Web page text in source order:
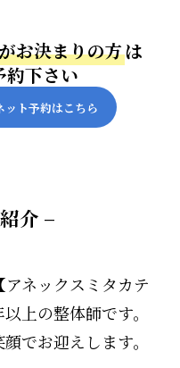
お決まりの方は
約下さい
ット予約はこちら
介 –
ネックスミタカテ
上の整体師です。
でお迎えします。